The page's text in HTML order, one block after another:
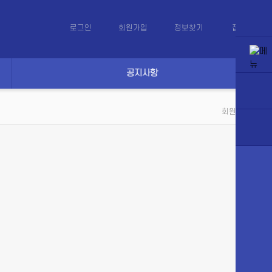
로그인 회원가입 정보찾기 접속 1
공지사항
회원 로그인